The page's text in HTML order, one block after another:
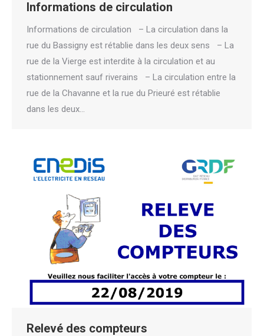
Informations de circulation
Informations de circulation – La circulation dans la
rue du Bassigny est rétablie dans les deux sens – La
rue de la Vierge est interdite à la circulation et au
stationnement sauf riverains – La circulation entre la
rue de la Chavanne et la rue du Prieuré est rétablie
dans les deux…
Relevé des compteurs